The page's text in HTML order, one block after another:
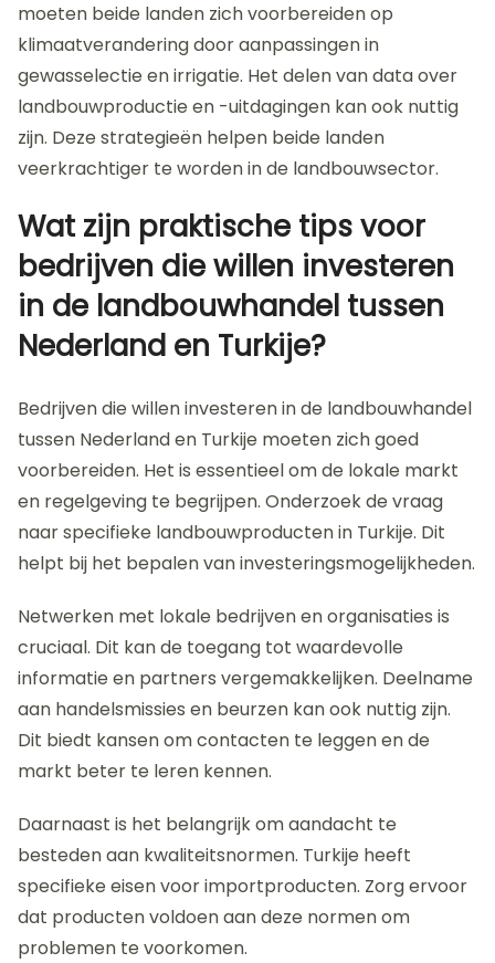
moeten beide landen zich voorbereiden op
klimaatverandering door aanpassingen in
gewasselectie en irrigatie. Het delen van data over
landbouwproductie en -uitdagingen kan ook nuttig
zijn. Deze strategieën helpen beide landen
veerkrachtiger te worden in de landbouwsector.
Wat zijn praktische tips voor
bedrijven die willen investeren
in de landbouwhandel tussen
Nederland en Turkije?
Bedrijven die willen investeren in de landbouwhandel
tussen Nederland en Turkije moeten zich goed
voorbereiden. Het is essentieel om de lokale markt
en regelgeving te begrijpen. Onderzoek de vraag
naar specifieke landbouwproducten in Turkije. Dit
helpt bij het bepalen van investeringsmogelijkheden.
Netwerken met lokale bedrijven en organisaties is
cruciaal. Dit kan de toegang tot waardevolle
informatie en partners vergemakkelijken. Deelname
aan handelsmissies en beurzen kan ook nuttig zijn.
Dit biedt kansen om contacten te leggen en de
markt beter te leren kennen.
Daarnaast is het belangrijk om aandacht te
besteden aan kwaliteitsnormen. Turkije heeft
specifieke eisen voor importproducten. Zorg ervoor
dat producten voldoen aan deze normen om
problemen te voorkomen.